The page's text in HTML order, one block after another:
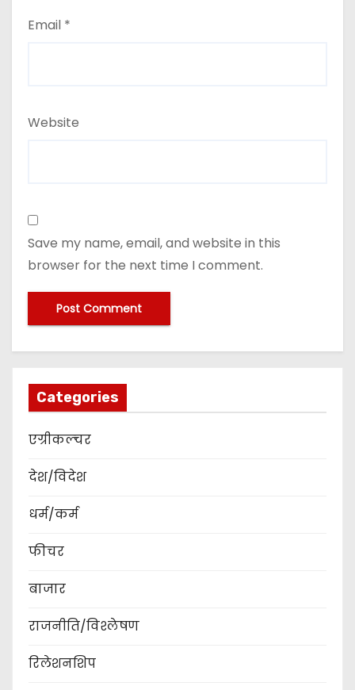
Email *
Website
Save my name, email, and website in this
browser for the next time I comment.
Categories
एग्रीकल्चर
देश/विदेश
धर्म/कर्म
फीचर
बाजार
राजनीति/विश्लेषण
रिलेशनशिप